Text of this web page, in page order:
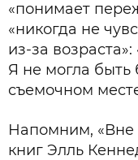
«понимает
«никогда не
из-за
Я не могла быть
съемочном
Напомним, «Вне
книг Элль